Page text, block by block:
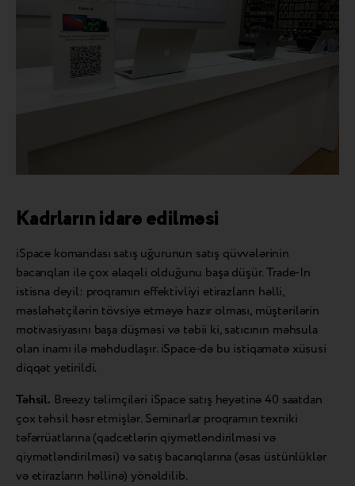
Kadrların idarə edilməsi
iSpace komandası satış uğurunun satış qüvvələrinin
bacarıqları ilə çox əlaqəli olduğunu başa düşür. Trade-In
istisna deyil: proqramın effektivliyi etirazların həlli,
məsləhətçilərin tövsiyə etməyə hazır olması, müştərilərin
motivasiyasını başa düşməsi və təbii ki, satıcının məhsula
olan inamı ilə məhdudlaşır. iSpace-də bu istiqamətə xüsusi
diqqət yetirildi.
Təhsil. Breezy təlimçiləri iSpace satış heyətinə 40 saatdan
çox təhsil həsr etmişlər. Seminarlar proqramın texniki
təfərrüatlarına (qadcetlərin qiymətləndirilməsi və
qiymətləndirilməsi) və satış bacarıqlarına (əsas üstünlüklər
və etirazların həllinə) yönəldilib.